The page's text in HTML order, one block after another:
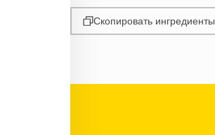
Скопировать ингредиенты